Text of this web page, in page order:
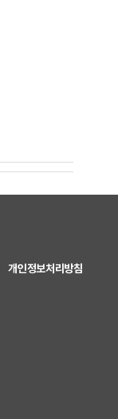
개인정보처리방침